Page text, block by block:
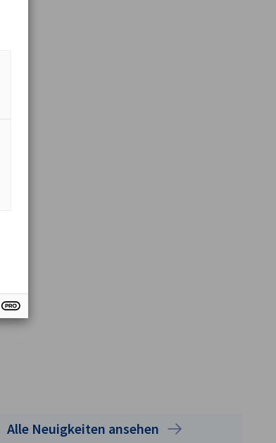
Alle Neuigkeiten ansehen